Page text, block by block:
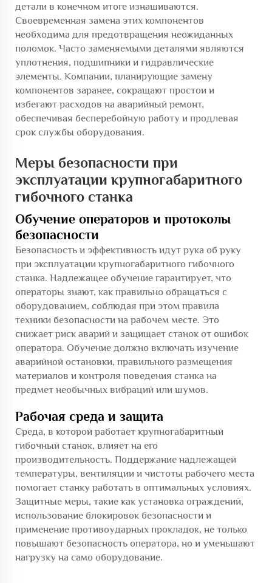
детали в конечном итоге изнашиваются.
Своевременная замена этих компонентов
необходима для предотвращения неожиданных
поломок. Часто заменяемыми деталями являются
уплотнения, подшипники и гидравлические
элементы. Компании, планирующие замену
компонентов заранее, сокращают простои и
избегают расходов на аварийный ремонт,
обеспечивая бесперебойную работу и продлевая
срок службы оборудования.
Меры безопасности при
эксплуатации крупногабаритного
гибочного станка
Обучение операторов и протоколы
безопасности
Безопасность и эффективность идут рука об руку
при эксплуатации крупногабаритного гибочного
станка. Надлежащее обучение гарантирует, что
операторы знают, как правильно обращаться с
оборудованием, соблюдая при этом правила
техники безопасности на рабочем месте. Это
снижает риск аварий и защищает станок от ошибок
оператора. Обучение должно включать изучение
аварийной остановки, правильного размещения
материалов и контроля поведения станка на
предмет необычных вибраций или шумов.
Рабочая среда и защита
Среда, в которой работает крупногабаритный
гибочный станок, влияет на его
производительность. Поддержание надлежащей
температуры, вентиляции и чистоты рабочего места
помогает станку работать в оптимальных условиях.
Защитные меры, такие как установка ограждений,
использование блокировок безопасности и
применение противоударных прокладок, не только
повышают безопасность оператора, но и уменьшают
нагрузку на само оборудование.